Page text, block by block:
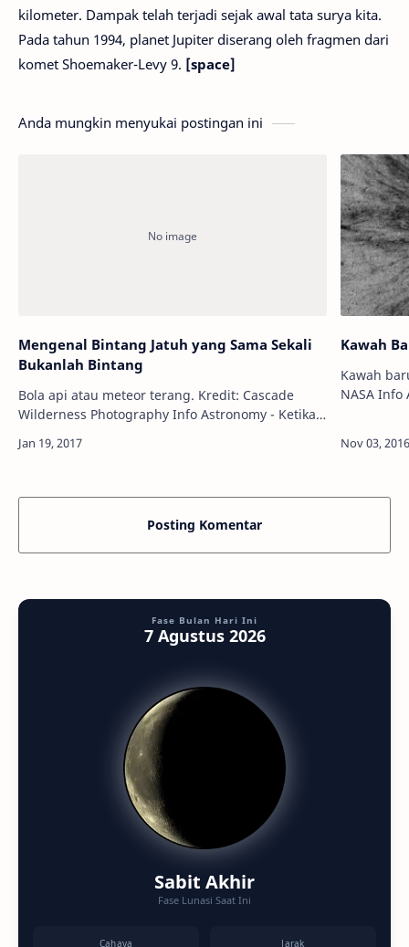
kilometer. Dampak telah terjadi sejak awal tata surya kita.
Pada tahun 1994, planet Jupiter diserang oleh fragmen dari
komet Shoemaker-Levy 9. [space]
Anda mungkin menyukai postingan ini
Mengenal Bintang Jatuh yang Sama Sekali
Bukanlah Bintang
Bola api atau meteor terang. Kredit: Cascade
Wilderness Photography Info Astronomy - Ketika
bertabur bintang, Anda mungkin akan me…
Kawah
Kawah
NASA Info Astronomy - Sebuah makalah
Posting Komentar
Fase Bulan Hari Ini
7 Agustus 2026
Sabit Akhir
Fase Lunasi Saat Ini
Cahaya Jarak